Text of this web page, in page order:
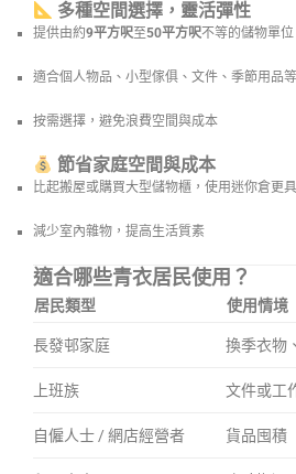
多種空間選擇，靈活彈性
提供由約9平方呎至50平方呎不等的儲物單位
適合個人物品、小型傢俱、文件、季節用品等
按需選擇，避免浪費空間與成本
節省家庭空間與成本
比起搬屋或購買大型儲物櫃，使用迷你倉更
減少室內雜物，提高生活質素
適合哪些青衣居民使用？
居民類型 使用情境
長發邨家庭 換季衣物
上班族 文件或工
自僱人士 / 網店經營者 貨品囤積